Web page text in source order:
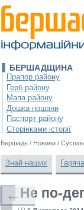
БЕРШАДЩИНА
Прапор району
Герб району
Мапа району
Дошка пошани
Паспорт району
Сторінками історії
Бершадь / Новини /
Знай наших
Не по-
←